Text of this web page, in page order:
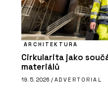
ARCHITEKTURA
Cirkularita jako
materiálů
19. 5. 2026 / ADVERTORIAL